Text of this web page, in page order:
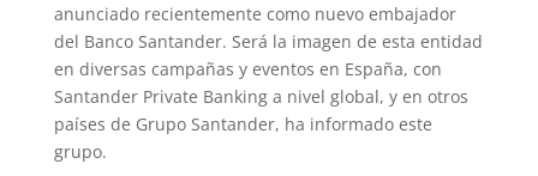
anunciado recientemente como nuevo embajador
del Banco Santander. Será la imagen de esta entidad
en diversas campañas y eventos en España, con
Santander Private Banking a nivel global, y en otros
países de Grupo Santander, ha informado este
grupo.